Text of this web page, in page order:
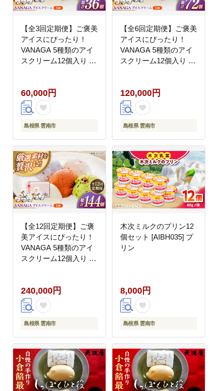
【全3回定期便】ご褒美
アイスにぴったり！
VANAGA 5種類のアイ
スクリーム12個入り 島
60,000円
島根県 雲南市
【全6回定期便】ご褒美
アイスにぴったり！
VANAGA 5種類のアイ
スクリーム12個入り 島
120,000円
島根県 雲南市
【全12回定期便】ご褒
美アイスにぴったり！
VANAGA 5種類のアイ
スクリーム12個入り 島
240,000円
島根県 雲南市
木次ミルクのプリン12
個セット [AIBH035] プ
リン
8,000円
島根県 雲南市